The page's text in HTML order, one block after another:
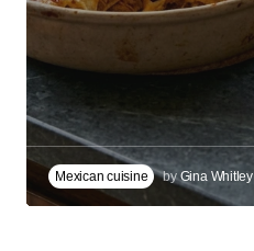
Mexican cuisine by Gina Whitley